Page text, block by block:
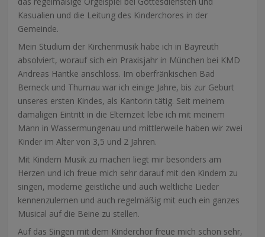
Kasualien und die Leitung des Kinderchores in der
Gemeinde.
Mein Studium der Kirchenmusik habe ich in Bayreuth
absolviert, worauf sich ein Praxisjahr in München bei KMD
Andreas Hantke anschloss. Im oberfränkischen Bad
Berneck und Thurnau war ich einige Jahre, bis zur Geburt
unseres ersten Kindes, als Kantorin tätig. Seit meinem
damaligen Eintritt in die Elternzeit lebe ich mit meinem
Mann in Wassermungenau und mittlerweile haben wir zwei
Kinder im Alter von 3,5 und 2 Jahren.
Mit Kindern Musik zu machen liegt mir besonders am
Herzen und ich freue mich sehr darauf mit den Kindern zu
singen, moderne geistliche und auch weltliche Lieder
kennenzulernen und auch regelmäßig mit euch ein ganzes
Musical auf die Beine zu stellen.
Auf das Singen mit dem Kinderchor freue mich schon sehr,